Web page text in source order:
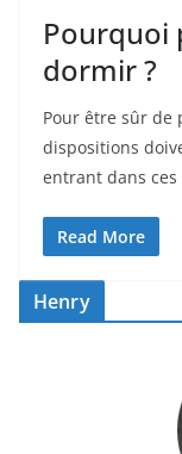
Pourquoi
dormir ?
Pour être sûr de
dispositions
entrant dans
Read More
Henry